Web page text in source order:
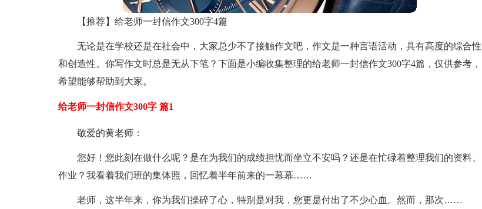
【推荐】给老师一封信作文300字4篇
无论是在学校还是在社会中，大家总少不了接触作文吧，作文是一种言语活动，具有高度的综合性
和创造性。你写作文时总是无从下笔？下面是小编收集整理的给老师一封信作文300字4篇，仅供参考，
希望能够帮助到大家。
给老师一封信作文300字 篇1
敬爱的黄老师：
您好！您此刻在做什么呢？是在为我们的成绩担忧而坐立不安吗？还是在忙碌着整理我们的资料、
作业？我看着我们班的集体照，回忆着半年前来的一幕幕……
老师，这半年来，你为我们操碎了心，特别是对我，您更是付出了不少心血。然而，那次……